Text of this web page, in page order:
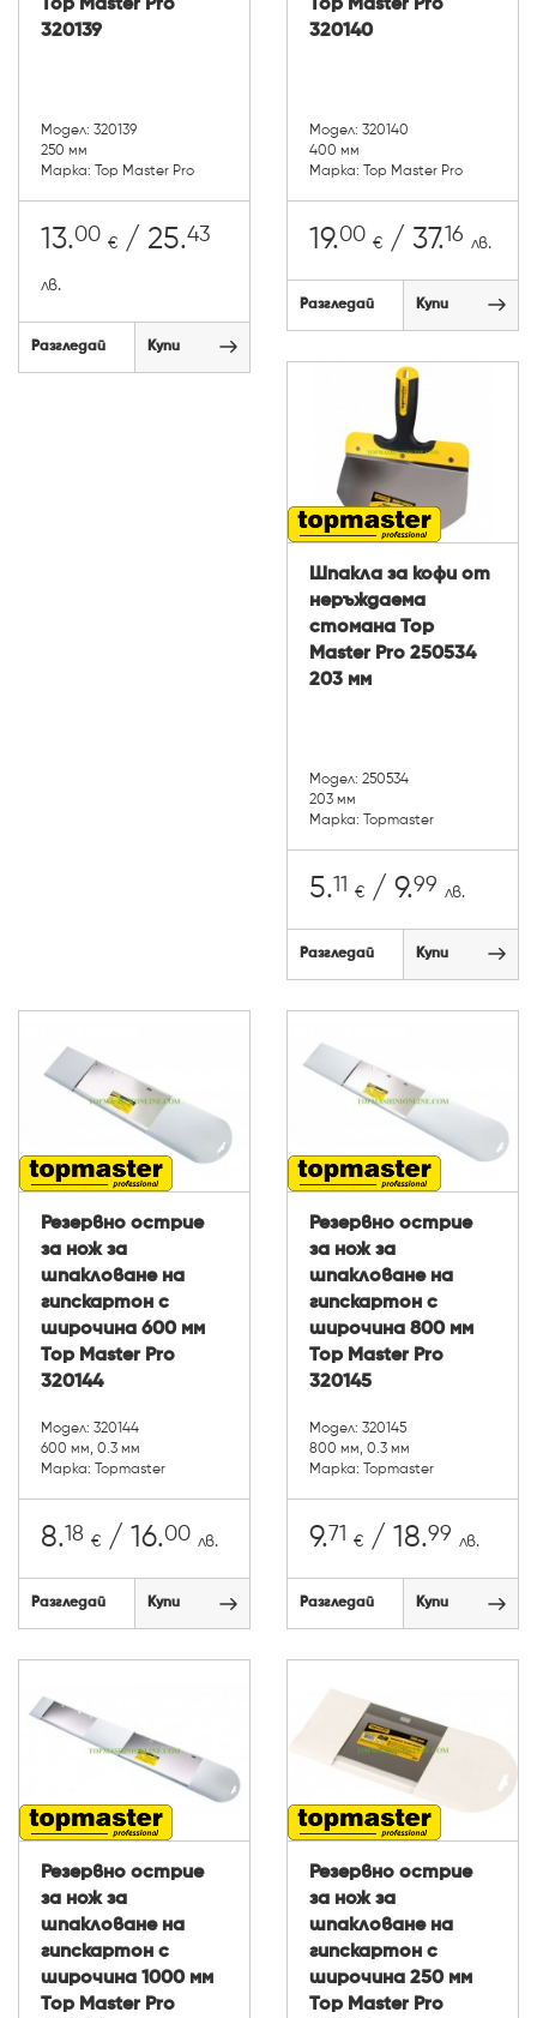
Top Master Pro
320139
Модел: 320139
250 мм
Марка: Top Master Pro
13.00 € / 25.43
лв.
Разгледай Купи
Top Master Pro
320140
Модел: 320140
400 мм
Марка: Top Master Pro
19.00 € / 37.16 лв.
Разгледай Купи
Шпакла за кофи от
неръждаема
стомана Top
Master Pro 250534
203 мм
Модел: 250534
203 мм
Марка: Topmaster
5.11 € / 9.99 лв.
Разгледай Купи
Резервно острие
за нож за
шпакловане на
гипскартон с
широчина 600 мм
Top Master Pro
320144
Модел: 320144
600 мм, 0.3 мм
Марка: Topmaster
8.18 € / 16.00 лв.
Разгледай Купи
Резервно острие
за нож за
шпакловане на
гипскартон с
широчина 800 мм
Top Master Pro
320145
Модел: 320145
800 мм, 0.3 мм
Марка: Topmaster
9.71 € / 18.99 лв.
Разгледай Купи
Резервно острие
за нож за
шпакловане на
гипскартон с
широчина 1000 мм
Top Master Pro
Резервно острие
за нож за
шпакловане на
гипскартон с
широчина 250 мм
Top Master Pro